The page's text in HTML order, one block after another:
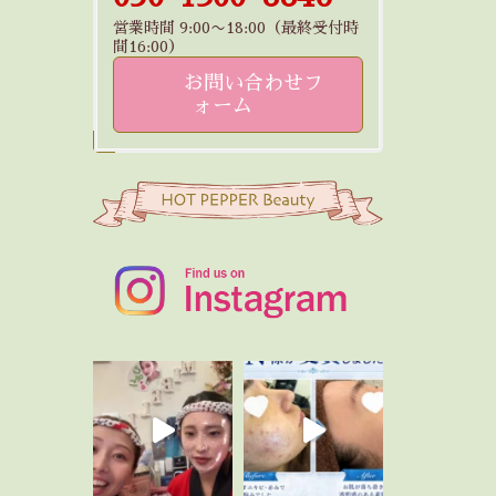
営業時間 9:00〜18:00（最終受付時
間16:00）
お問い合わせフ
ォーム